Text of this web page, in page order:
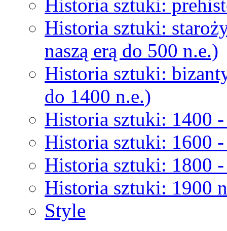
Historia sztuki:
Historia sztuki:
naszą erą do 500 n.e.)
Historia sztuki:
do 1400 n.e.)
Historia sztuki: 1400
Historia sztuki: 1600
Historia sztuki: 1800
Historia sztuki: 1900
Style